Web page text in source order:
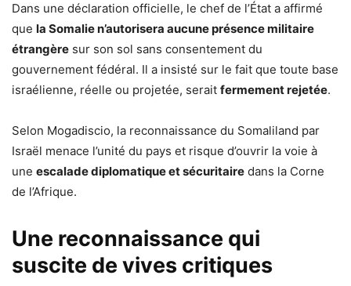
Dans une déclaration officielle, le chef de l’État a affirmé
que la Somalie n’autorisera aucune présence militaire
étrangère sur son sol sans consentement du
gouvernement fédéral. Il a insisté sur le fait que toute base
israélienne, réelle ou projetée, serait fermement rejetée.
Selon Mogadiscio, la reconnaissance du Somaliland par
Israël menace l’unité du pays et risque d’ouvrir la voie à
une escalade diplomatique et sécuritaire dans la Corne
de l’Afrique.
Une reconnaissance qui
suscite de vives critiques